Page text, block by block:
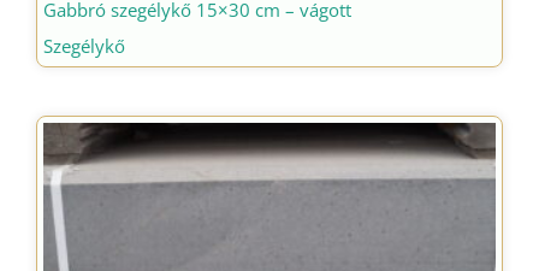
Gabbró szegélykő 15×30 cm – vágott
Szegélykő